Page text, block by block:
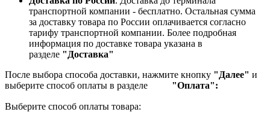
транспортной компании - бесплатно. Остальная сумма
за доставку товара по России оплачивается согласно
тарифу транспортной компании. Более подробная
информация по доставке товара указана в
разделе "Доставка"
После выбора способа доставки, нажмите кнопку "Далее" и
выберите способ оплаты в разделе "Оплата":
Выберите способ оплаты товара: